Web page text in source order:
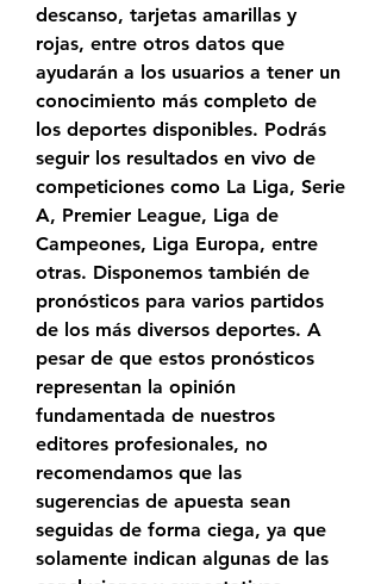
descanso, tarjetas amarillas y
rojas, entre otros datos que
ayudarán a los usuarios a tener un
conocimiento más completo de
los deportes disponibles. Podrás
seguir los resultados en vivo de
competiciones como La Liga, Serie
A, Premier League, Liga de
Campeones, Liga Europa, entre
otras. Disponemos también de
pronósticos para varios partidos
de los más diversos deportes. A
pesar de que estos pronósticos
representan la opinión
fundamentada de nuestros
editores profesionales, no
recomendamos que las
sugerencias de apuesta sean
seguidas de forma ciega, ya que
solamente indican algunas de las